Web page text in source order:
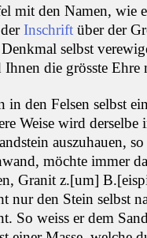
mit den Namen, wie
Inschrift über der
selbst
die grösste Ehre
in den Felsen selbst
Weise wird
auszuhauen,
möchte immer
Granit z.[um]
nur den Stein selbst
So weiss er dem